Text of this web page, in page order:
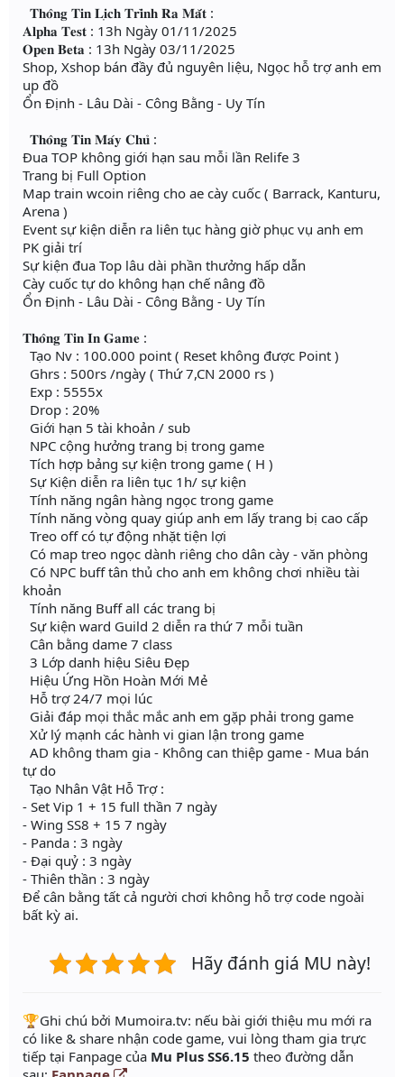
𝐓𝐡𝐨̂𝐧𝐠 𝐓𝐢𝐧 𝐋𝐢̣𝐜𝐡 𝐓𝐫𝐢̀𝐧𝐡 𝐑𝐚 𝐌𝐚̆́𝐭 :
𝐀𝐥𝐩𝐡𝐚 𝐓𝐞𝐬𝐭 : 13h Ngày 01/11/2025
𝐎𝐩𝐞𝐧 𝐁𝐞𝐭𝐚 : 13h Ngày 03/11/2025
Shop, Xshop bán đầy đủ nguyên liệu, Ngọc hỗ trợ anh em
up đồ
Ổn Định - Lâu Dài - Công Bằng - Uy Tín
𝐓𝐡𝐨̂𝐧𝐠 𝐓𝐢𝐧 𝐌𝐚́𝐲 𝐂𝐡𝐮̉ :
Đua TOP không giới hạn sau mỗi lần Relife 3
Trang bị Full Option
Map train wcoin riêng cho ae cày cuốc ( Barrack, Kanturu,
Arena )
Event sự kiện diễn ra liên tục hàng giờ phục vụ anh em
PK giải trí
Sự kiện đua Top lâu dài phần thưởng hấp dẫn
Cày cuốc tự do không hạn chế nâng đồ
Ổn Định - Lâu Dài - Công Bằng - Uy Tín
𝐓𝐡𝐨̂𝐧𝐠 𝐓𝐢𝐧 𝐈𝐧 𝐆𝐚𝐦𝐞 :
Tạo Nv : 100.000 point ( Reset không được Point )
Ghrs : 500rs /ngày ( Thứ 7,CN 2000 rs )
Exp : 5555x
Drop : 20%
Giới hạn 5 tài khoản / sub
NPC cộng hưởng trang bị trong game
Tích hợp bảng sự kiện trong game ( H )
Sự Kiện diễn ra liên tục 1h/ sự kiện
Tính năng ngân hàng ngọc trong game
Tính năng vòng quay giúp anh em lấy trang bị cao cấp
Treo off có tự động nhặt tiện lợi
Có map treo ngọc dành riêng cho dân cày - văn phòng
Có NPC buff tân thủ cho anh em không chơi nhiều tài
khoản
Tính năng Buff all các trang bị
Sự kiện ward Guild 2 diễn ra thứ 7 mỗi tuần
Cân bằng dame 7 class
3 Lớp danh hiệu Siêu Đẹp
Hiệu Ứng Hồn Hoàn Mới Mẻ
Hỗ trợ 24/7 mọi lúc
Giải đáp mọi thắc mắc anh em gặp phải trong game
Xử lý mạnh các hành vi gian lận trong game
AD không tham gia - Không can thiệp game - Mua bán
tự do
Tạo Nhân Vật Hỗ Trợ :
- Set Vip 1 + 15 full thần 7 ngày
- Wing SS8 + 15 7 ngày
- Panda : 3 ngày
- Đại quỷ : 3 ngày
- Thiên thần : 3 ngày
Để cân bằng tất cả người chơi không hỗ trợ code ngoài
bất kỳ ai.
Hãy đánh giá MU này!
️🏆Ghi chú bởi Mumoira.tv: nếu bài giới thiệu mu mới ra
có like & share nhận code game, vui lòng tham gia trực
tiếp tại Fanpage của Mu Plus SS6.15 theo đường dẫn